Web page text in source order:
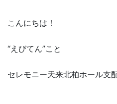
こんにちは！
“えびてん”こと
セレモニー天来北柏ホール支